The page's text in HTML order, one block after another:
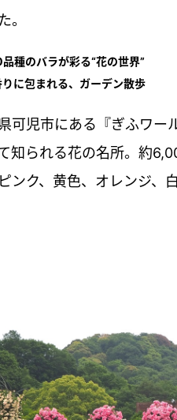
。
種のバラが彩る“花の世界”
に包まれる、ガーデン散歩
可児市にある『ぎふワー
知られる花の名所。約
ンク、黄色、オレンジ、